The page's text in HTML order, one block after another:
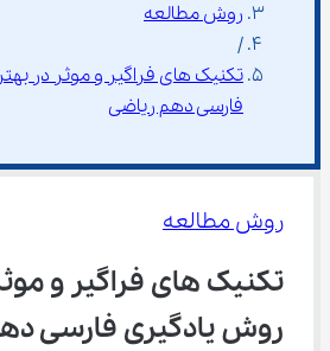
روش مطالعه
/
تکنیک ‌های فراگیر و موثر
فارسی دهم ریاضی
روش مطالعه
تکنیک ‌های فراگیر و
روش یادگیری فارسی